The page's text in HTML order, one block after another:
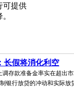
可提供
长假将消化利空
调存款准备金率实在超出
银行放贷的冲动和实际放